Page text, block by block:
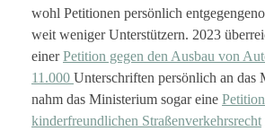
wohl Petitionen persönlich
weit weniger Unterstützern. 2023
einerPetition gegen den Ausbau von
11.000 Unterschriften persönlich an das
nahm das Ministerium sogar eine
kinderfreundlichen Straßenverkehrsrecht